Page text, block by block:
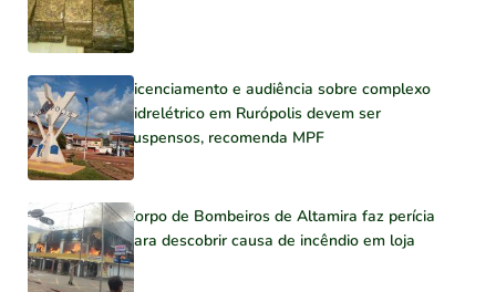
Licenciamento e audiência sobre complexo
hidrelétrico em Rurópolis devem ser
suspensos, recomenda MPF
Corpo de Bombeiros de Altamira faz perícia
para descobrir causa de incêndio em loja